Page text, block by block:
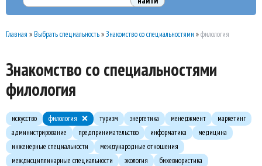
Главная » Выбрать специальность»Знакомство со специальностями »филология
Знакомство со специальностями
филология
искусство филология туризм энергетика менеджмент
маркетинг
администрирование
предпринимательство информатика
медицина
инженерные специальности
международные отношения
междисциплинарные специальности
экология
бихевиористика